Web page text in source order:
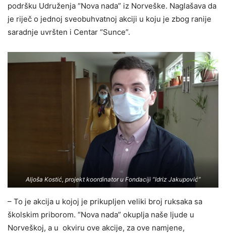
podršku Udruženja “Nova nada” iz Norveške. Naglašava da
je riječ o jednoj sveobuhvatnoj akciji u koju je zbog ranije
saradnje uvršten i Centar “Sunce”.
Aljoša Kostić, projekt koordinator u Fondaciji “Idriz Jakupović”
– To je akcija u kojoj je prikupljen veliki broj ruksaka sa
školskim priborom. “Nova nada” okuplja naše ljude u
Norveškoj, a u okviru ove akcije, za ove namjene,